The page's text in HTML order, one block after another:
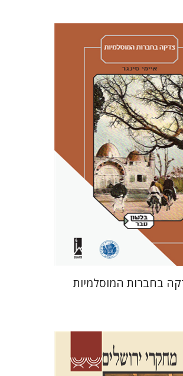
סינגר
יצחק חן
אבנר גלעדי
מירי
רענן ריין
דורון מגן
הנחת אתר ספר מודפס
$46
$41
בחברות המוסלמיות